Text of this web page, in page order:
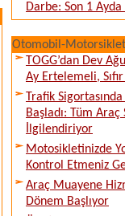
Darbe: Son 1 Ayda
Otomobil-Motorsiklet
TOGG’dan Dev
Ay Ertelemeli,
Trafik
Başladı: Tüm
İlgilendiriyor
Motosikletinizde
Kontrol Etmeniz
Araç Muayene
Dönem Başlıyor